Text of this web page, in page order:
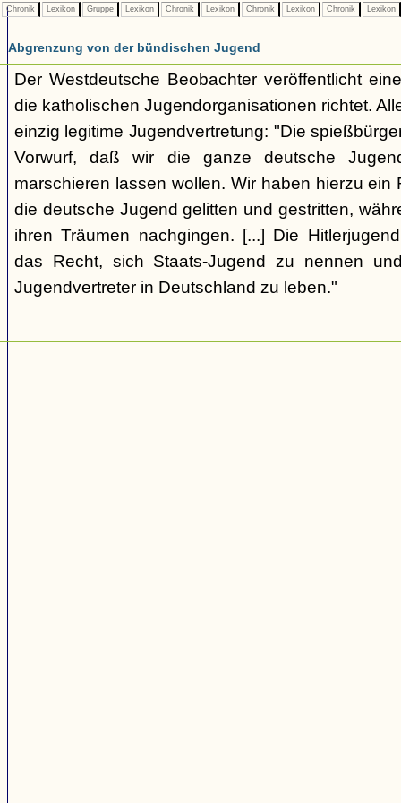
Chronik Lexikon Gruppe Lexikon Chronik Lexikon Chronik Lexikon Chronik Lexikon
Abgrenzung von der bündischen Jugend
Der Westdeutsche Beobachter veröffentlicht
die katholischen Jugendorganisationen richtet.
einzig legitime Jugendvertretung: "Die
Vorwurf, daß wir die ganze deutsche
marschieren lassen wollen. Wir haben hierzu ein
die deutsche Jugend gelitten und gestritten,
ihren Träumen nachgingen. [...] Die
das Recht, sich Staats-Jugend zu nennen
Jugendvertreter in Deutschland zu leben."